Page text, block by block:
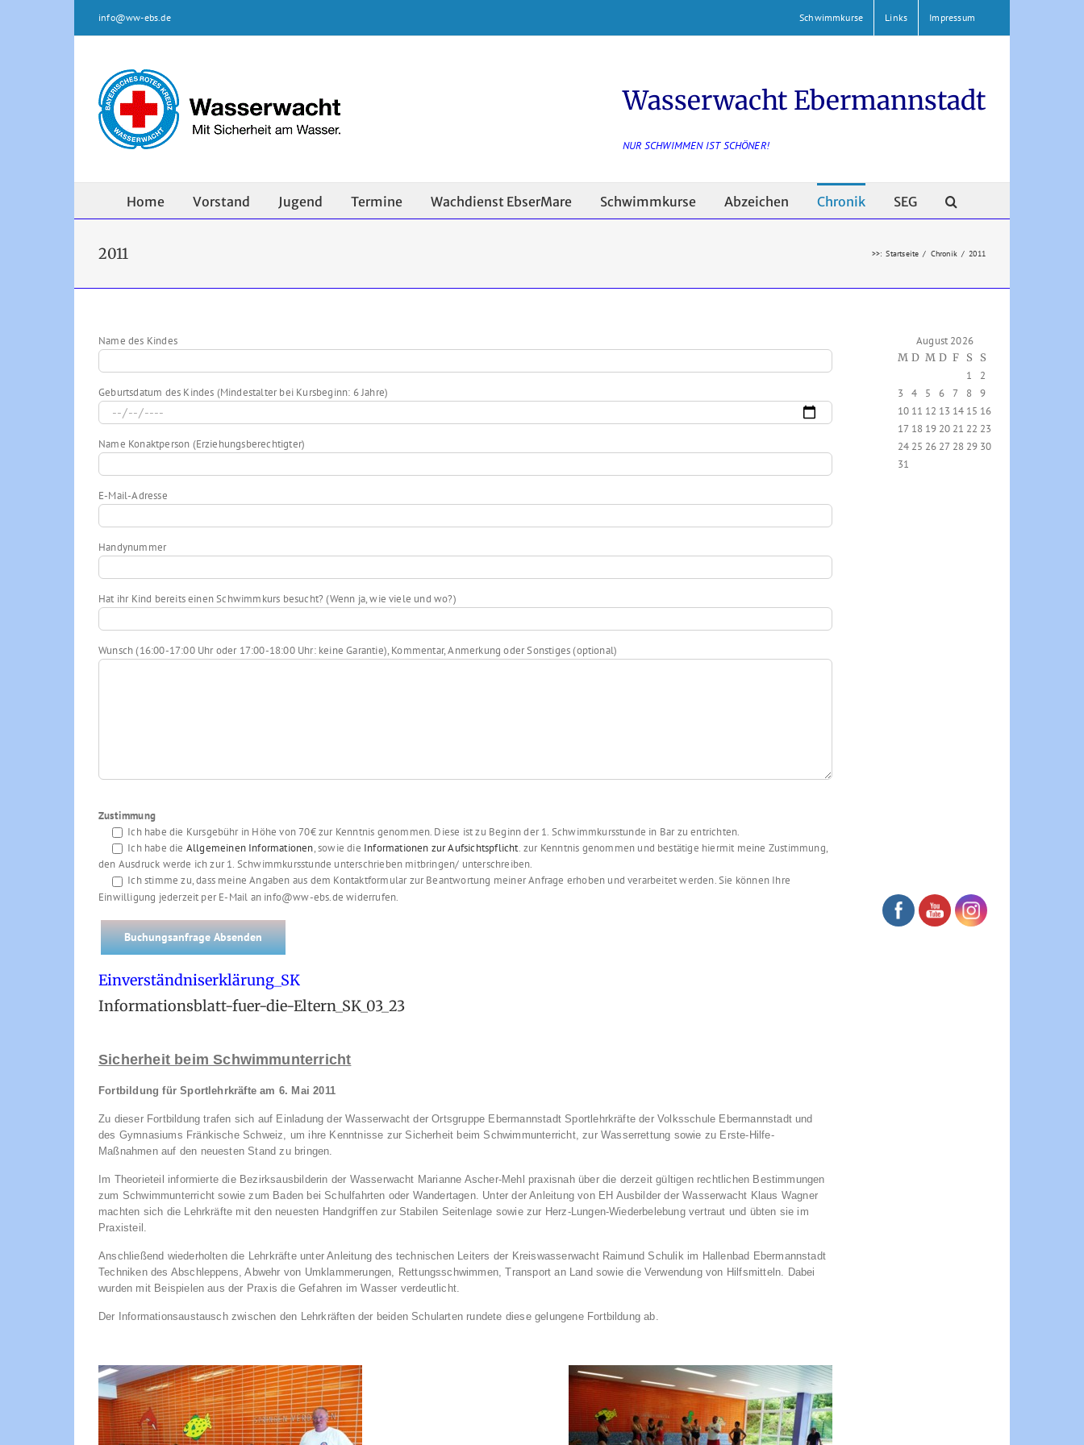
info@ww-ebs.de Schwimmkurse Links Impressum
Wasserwacht Ebermannstadt
NUR SCHWIMMEN IST SCHÖNER!
Home Vorstand Jugend Termine Wachdienst EbserMare Schwimmkurse Abzeichen Chronik SEG
2011 >>: Startseite / Chronik / 2011
Name des Kindes
Geburtsdatum des Kindes (Mindestalter bei Kursbeginn: 6 Jahre)
Name Konaktperson (Erziehungsberechtigter)
E-Mail-Adresse
Handynummer
Hat ihr Kind bereits einen Schwimmkurs besucht? (Wenn ja, wie viele und wo?)
Wunsch (16:00-17:00 Uhr oder 17:00-18:00 Uhr: keine Garantie), Kommentar, Anmerkung oder Sonstiges (optional)
Zustimmung
Ich habe die Kursgebühr in Höhe von 70€ zur Kenntnis genommen. Diese ist zu Beginn der 1. Schwimmkursstunde in Bar zu entrichten.
Ich habe die Allgemeinen Informationen, sowie die Informationen zur Aufsichtspflicht. zur Kenntnis genommen und bestätige hiermit meine Zustimmung,
den Ausdruck werde ich zur 1. Schwimmkursstunde unterschrieben mitbringen/ unterschreiben.
Ich stimme zu, dass meine Angaben aus dem Kontaktformular zur Beantwortung meiner Anfrage erhoben und verarbeitet werden. Sie können Ihre
Einwilligung jederzeit per E-Mail an info@ww-ebs.de widerrufen.
Einverständniserklärung_SK
Informationsblatt-fuer-die-Eltern_SK_03_23
Sicherheit beim Schwimmunterricht
Fortbildung für Sportlehrkräfte am 6. Mai 2011
Zu dieser Fortbildung trafen sich auf Einladung der Wasserwacht der Ortsgruppe Ebermannstadt Sportlehrkräfte der Volksschule Ebermannstadt und
des Gymnasiums Fränkische Schweiz, um ihre Kenntnisse zur Sicherheit beim Schwimmunterricht, zur Wasserrettung sowie zu Erste-Hilfe-
Maßnahmen auf den neuesten Stand zu bringen.
Im Theorieteil informierte die Bezirksausbilderin der Wasserwacht Marianne Ascher-Mehl praxisnah über die derzeit gültigen rechtlichen Bestimmungen
zum Schwimmunterricht sowie zum Baden bei Schulfahrten oder Wandertagen. Unter der Anleitung von EH Ausbilder der Wasserwacht Klaus Wagner
machten sich die Lehrkräfte mit den neuesten Handgriffen zur Stabilen Seitenlage sowie zur Herz-Lungen-Wiederbelebung vertraut und übten sie im
Praxisteil.
Anschließend wiederholten die Lehrkräfte unter Anleitung des technischen Leiters der Kreiswasserwacht Raimund Schulik im Hallenbad Ebermannstadt
Techniken des Abschleppens, Abwehr von Umklammerungen, Rettungsschwimmen, Transport an Land sowie die Verwendung von Hilfsmitteln. Dabei
wurden mit Beispielen aus der Praxis die Gefahren im Wasser verdeutlicht.
Der Informationsaustausch zwischen den Lehrkräften der beiden Schularten rundete diese gelungene Fortbildung ab.
August 2026
M D M D F S S
1
2
3
4 5 6 7 8
9
10 11 12 13 14 15 16
17 18 19 20 21 22 23
24 25 26 27 28 29 30
31